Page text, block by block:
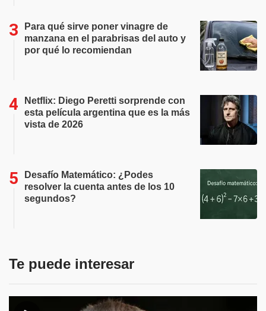
Para qué sirve poner vinagre de
manzana en el parabrisas del auto y
por qué lo recomiendan
Netflix: Diego Peretti sorprende con
esta película argentina que es la más
vista de 2026
Desafío Matemático: ¿Podes
resolver la cuenta antes de los 10
segundos?
Te puede interesar